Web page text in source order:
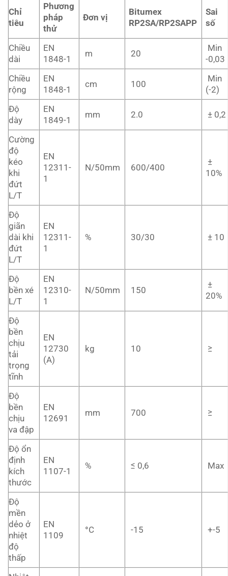
Chỉ
tiêu
Phương
pháp
thử
Đơn vị
Bitumex
RP2SA/RP2SAPP
Sai
số
Chiều
dài
EN
1848-1
m 20
Min
-0,03
Chiều
rộng
EN
1848-1
cm 100
Min
(-2)
Độ
dày
EN
1849-1
mm 2.0 ± 0,2
Cường
độ
kéo
khi
đứt
L/T
EN
12311-
1
N/50mm 600/400
±
10%
Độ
giãn
dài khi
đứt
L/T
EN
12311-
1
% 30/30 ± 10
Độ
bền xé
L/T
EN
12310-
1
N/50mm 150
±
20%
Độ
bền
chịu
tải
trọng
tĩnh
EN
12730
(A)
kg 10 ≥
Độ
bền
chịu
va đập
EN
12691
mm 700 ≥
Độ ổn
định
kích
thước
EN
1107-1
% ≤ 0,6 Max
Độ
mền
dẻo ở
nhiệt
độ
thấp
EN
1109
°C -15 +-5